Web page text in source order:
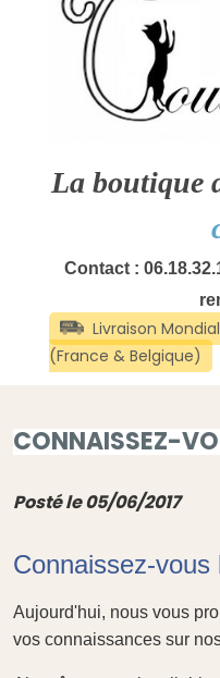
La boutique
Contact :
CONNAISSEZ-
Posté le 05/06/2017
Connaissez-
Aujourd'hui, nous vous
vos connaissances sur